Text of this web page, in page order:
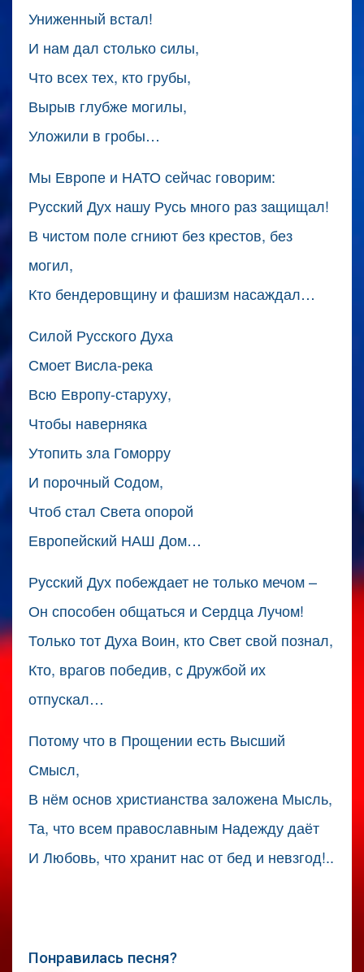
Униженный встал!
И нам дал столько силы,
Что всех тех, кто грубы,
Вырыв глубже могилы,
Уложили в гробы…
Мы Европе и НАТО сейчас говорим:
Русский Дух нашу Русь много раз защищал!
В чистом поле сгниют без крестов, без
могил,
Кто бендеровщину и фашизм насаждал…
Силой Русского Духа
Смоет Висла-река
Всю Европу-старуху,
Чтобы наверняка
Утопить зла Гоморру
И порочный Содом,
Чтоб стал Света опорой
Европейский НАШ Дом…
Русский Дух побеждает не только мечом –
Он способен общаться и Сердца Лучом!
Только тот Духа Воин, кто Свет свой познал,
Кто, врагов победив, с Дружбой их
отпускал…
Потому что в Прощении есть Высший
Смысл,
В нём основ христианства заложена Мысль,
Та, что всем православным Надежду даёт
И Любовь, что хранит нас от бед и невзгод!..
Понравилась песня?